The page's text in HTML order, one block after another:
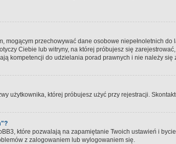
przechowywać dane osobowe niepełnoletnich
Ciebie lub witryny, na której próbujesz się
kompetencji do udzielania porad prawnych i nie należy się
użytkownika, której próbujesz użyć przy rejestracji.
które pozwalają na zapamiętanie Twoich ustawień i
z zalogowaniem lub wylogowaniem się.